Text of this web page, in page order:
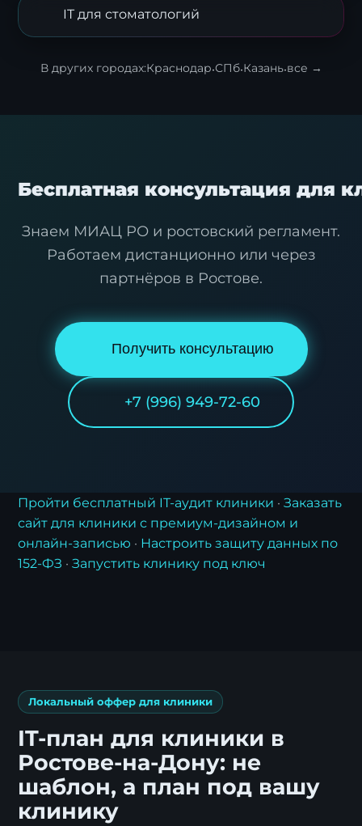
IT для стоматологий
В других городах:Краснодар·СПб·Казань·все →
Бесплатная консультация для
Знаем МИАЦ РО и ростовский регламент.
Работаем дистанционно или через
партнёров в Ростове.
Получить консультацию
+7 (996) 949-72-60
Пройти бесплатный IT-аудит клиники ·Заказать
сайт для клиники с премиум-дизайном и
онлайн-записью · Настроить защиту данных по
152-ФЗ ·Запустить клинику под ключ
Локальный оффер для клиники
IT-план для клиники в
Ростове-на-Дону: не
шаблон, а план под вашу
клинику
персональных данных.